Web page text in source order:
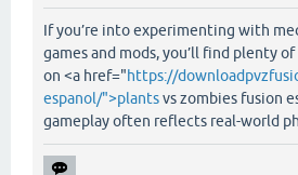
If you’re into experimenting with
games and mods, you’ll find plenty
on <a href="https://
espanol/">plantsvs zombies fusion
gameplay often reflects real-world